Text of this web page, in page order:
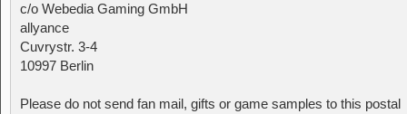
c/o Webedia Gaming GmbH
allyance
Cuvrystr. 3-4
10997 Berlin
Please do not send fan mail, gifts or game samples to this postal